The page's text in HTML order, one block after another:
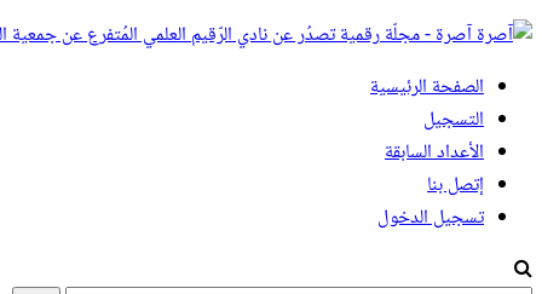
آصرة - مجلّة رقمية تصدُر عن نادي الرّقيم العلمي المُتفرع عن جمعية
الصفحة الرئيسية
التسجيل
الأعداد السابقة
إتصل بنا
تسجيل الدخول